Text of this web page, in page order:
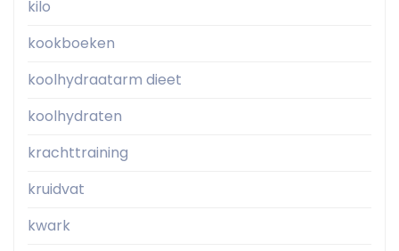
kilo
kookboeken
koolhydraatarm dieet
koolhydraten
krachttraining
kruidvat
kwark